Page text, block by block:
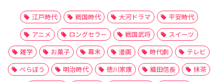
江戸時代 戦国時代 大河ドラマ
平安時代
アニメ
ロングセラー 戦国武将
スイーツ
雑学
お菓子 幕末 漫画 時代劇
テレビ
べらぼう
明治時代 徳川家康 織田信長
抹茶